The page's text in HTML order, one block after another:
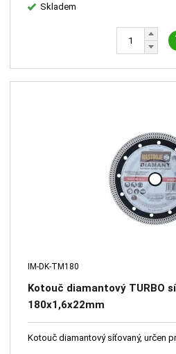
Skladem
IM-DK-TM180
Kotouč diamantový TURBO
180x1,6x22mm
Kotouč diamantový síťovaný, určen